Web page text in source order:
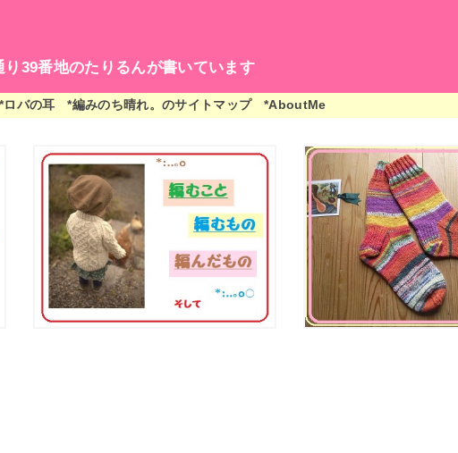
り39番地のたりるんが書いています
*ロバの耳 *編みのち晴れ。のサイトマップ *AboutMe